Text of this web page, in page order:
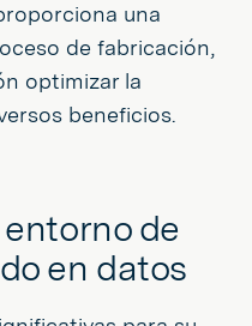
una
de fabricación,
optimizar la
beneficios.
de
en datos